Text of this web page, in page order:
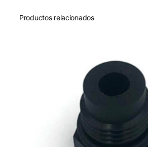
d
Productos relacionados